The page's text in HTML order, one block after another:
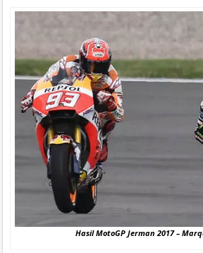
Hasil MotoGP Jerman 2017 –